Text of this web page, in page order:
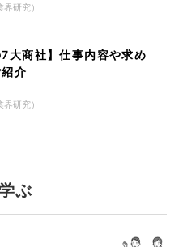
研究）
7大商社】仕事内容や求め
介
研究）
ぶ